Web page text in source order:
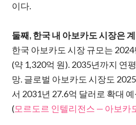
이다.
둘째, 한국 내 아보카도 시장은
한국 아보카도 시장 규모는
(약 1,320억 원). 2035년까지 연
망. 글로벌 아보카도 시장도
서 2031년 27.6억 달러로 확대
(모르도르 인텔리전스 — 아보카